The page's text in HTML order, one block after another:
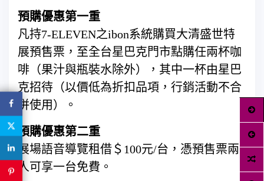
預購優惠第一重
凡持7-ELEVEN之ibon系統購買大清盛世特
展預售票，至全台星巴克門市點購任兩杯咖
啡（果汁與瓶裝水除外），其中一杯由星巴
克招待（以價低為折扣品項，行銷活動不合
併使用）。
預購優惠第二重
展場語音導覽租借＄100元/台，憑預售票兩
人可享一台免費。